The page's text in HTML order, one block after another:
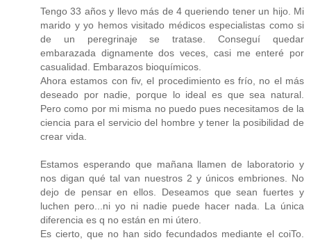
Tengo 33 años y llevo más de 4 queriendo tener un hijo. Mi
marido y yo hemos visitado médicos especialistas como si
de un peregrinaje se tratase. Conseguí quedar
embarazada dignamente dos veces, casi me enteré por
casualidad. Embarazos bioquímicos.
Ahora estamos con fiv, el procedimiento es frío, no el más
deseado por nadie, porque lo ideal es que sea natural.
Pero como por mi misma no puedo pues necesitamos de la
ciencia para el servicio del hombre y tener la posibilidad de
crear vida.
Estamos esperando que mañana llamen de laboratorio y
nos digan qué tal van nuestros 2 y únicos embriones. No
dejo de pensar en ellos. Deseamos que sean fuertes y
luchen pero...ni yo ni nadie puede hacer nada. La única
diferencia es q no están en mi útero.
Es cierto, que no han sido fecundados mediante el coiTo.